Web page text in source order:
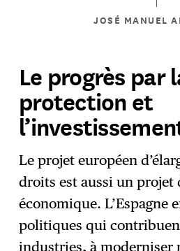
JOSÉ MANUEL
Le progrès par
protection et
Le projet européen
droits est aussi un projet
économique. L’Espagne
politiques qui
industries, à moderniser